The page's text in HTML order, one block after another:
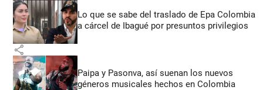
Lo que se sabe del traslado de Epa Colombia
a cárcel de Ibagué por presuntos privilegios
share
Paipa y Pasonva, así suenan los nuevos
géneros musicales hechos en Colombia